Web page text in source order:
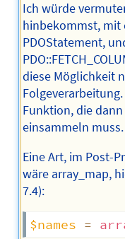
Ich würde
hinbekommst, mit
PDOStatement,
diese Möglichkeit
Funktion, die
einsammeln muss.
Eine Art, im Post-
wäre array_map,
7.4):
$names =